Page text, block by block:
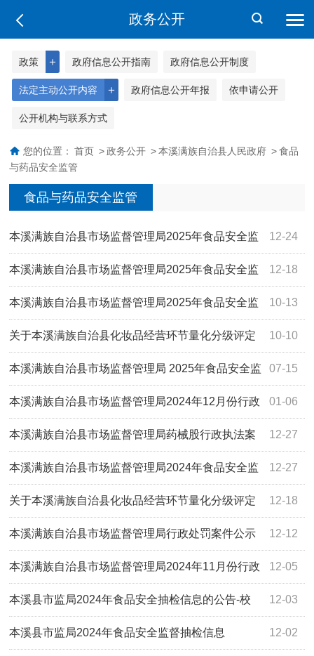
政务公开
＋
政策 政府信息公开指南 政府信息公开制度
＋
法定主动公开内容 政府信息公开年报 依申请公开
公开机构与联系方式
您的位置： 首页 > 政务公开 > 本溪满族自治县人民政府 > 食品
与药品安全监管
食品与药品安全监管
12-24
本溪满族自治县市场监督管理局2025年食品安全监
督抽检信息的公告（四） 12-18
本溪满族自治县市场监督管理局2025年食品安全监
督抽检信息的公告（三） 10-13
本溪满族自治县市场监督管理局2025年食品安全监
督抽检信息的公告（二） 10-10
关于本溪满族自治县化妆品经营环节量化分级评定
结果的公示 07-15
本溪满族自治县市场监督管理局 2025年食品安全监
督抽检信息的公告（一） 01-06
本溪满族自治县市场监督管理局2024年12月份行政
许可公示 12-27
本溪满族自治县市场监督管理局药械股行政执法案
件信息公示（8-12月份） 12-27
本溪满族自治县市场监督管理局2024年食品安全监
督抽检信息的公告（十） 12-18
关于本溪满族自治县化妆品经营环节量化分级评定
结果的公示 12-12
本溪满族自治县市场监督管理局行政处罚案件公示
12-05
本溪满族自治县市场监督管理局2024年11月份行政
许可公示 12-03
本溪县市监局2024年食品安全抽检信息的公告-校
园专项 12-02
本溪县市监局2024年食品安全监督抽检信息